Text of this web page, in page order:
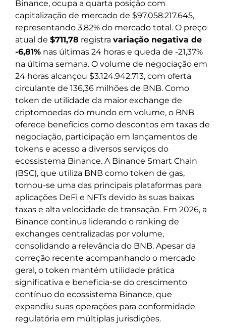
Binance, ocupa a quarta posição com
capitalização de mercado de $97.058.217.645,
representando 3,82% do mercado total. O preço
atual de $711,78 registra variação negativa de
-6,81% nas últimas 24 horas e queda de -21,37%
na última semana. O volume de negociação em
24 horas alcançou $3.124.942.713, com oferta
circulante de 136,36 milhões de BNB. Como
token de utilidade da maior exchange de
criptomoedas do mundo em volume, o BNB
oferece benefícios como descontos em taxas de
negociação, participação em lançamentos de
tokens e acesso a diversos serviços do
ecossistema Binance. A Binance Smart Chain
(BSC), que utiliza BNB como token de gas,
tornou-se uma das principais plataformas para
aplicações DeFi e NFTs devido às suas baixas
taxas e alta velocidade de transação. Em 2026, a
Binance continua liderando o ranking de
exchanges centralizadas por volume,
consolidando a relevância do BNB. Apesar da
correção recente acompanhando o mercado
geral, o token mantém utilidade prática
significativa e beneficia-se do crescimento
contínuo do ecossistema Binance, que
expandiu suas operações para conformidade
regulatória em múltiplas jurisdições.